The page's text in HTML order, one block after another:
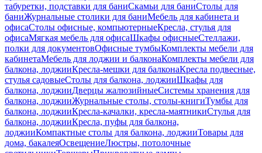
табуретки, подставки для баниСкамьи для баниСтолы для
баниЖурнальные столики для баниМебель для кабинета и
офисаСтолы офисные, компьютерныеКресла, стулья для
офисаМягкая мебель для офисаШкафы офисныеСтеллажи,
полки для документовОфисные тумбыКомплекты мебели для
кабинетаМебель для лоджии и балконаКомплекты мебели для
балкона, лоджииКресла-мешки для балконаКресла подвесные,
стулья садовыеСтолы для балкона, лоджииШкафы для
балкона, лоджииДверцы жалюзийныеСистемы хранения для
балкона, лоджииЖурнальные столы, столы-книгиТумбы для
балкона, лоджииКресла-качалки, кресла-маятникиСтулья для
балкона, лоджииКресла, пуфы для балкона,
лоджииКомпактные столы для балкона, лоджииТовары для
дома, бакалеяОсвещениеЛюстры, потолочные